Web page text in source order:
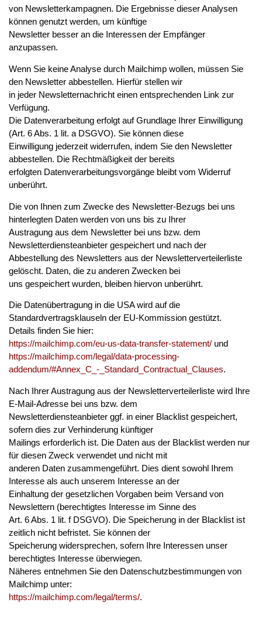
von Newsletterkampagnen. Die Ergebnisse dieser Analysen
können genutzt werden, um künftige
Newsletter besser an die Interessen der Empfänger
anzupassen.
Wenn Sie keine Analyse durch Mailchimp wollen, müssen Sie
den Newsletter abbestellen. Hierfür stellen wir
in jeder Newsletternachricht einen entsprechenden Link zur
Verfügung.
Die Datenverarbeitung erfolgt auf Grundlage Ihrer Einwilligung
(Art. 6 Abs. 1 lit. a DSGVO). Sie können diese
Einwilligung jederzeit widerrufen, indem Sie den Newsletter
abbestellen. Die Rechtmäßigkeit der bereits
erfolgten Datenverarbeitungsvorgänge bleibt vom Widerruf
unberührt.
Die von Ihnen zum Zwecke des Newsletter-Bezugs bei uns
hinterlegten Daten werden von uns bis zu Ihrer
Austragung aus dem Newsletter bei uns bzw. dem
Newsletterdiensteanbieter gespeichert und nach der
Abbestellung des Newsletters aus der Newsletterverteilerliste
gelöscht. Daten, die zu anderen Zwecken bei
uns gespeichert wurden, bleiben hiervon unberührt.
Die Datenübertragung in die USA wird auf die
Standardvertragsklauseln der EU-Kommission gestützt.
Details finden Sie hier:
https://mailchimp.com/eu-us-data-transfer-statement/ und
https://mailchimp.com/legal/data-processing-
addendum/#Annex_C_-_Standard_Contractual_Clauses.
Nach Ihrer Austragung aus der Newsletterverteilerliste wird Ihre
E-Mail-Adresse bei uns bzw. dem
Newsletterdiensteanbieter ggf. in einer Blacklist gespeichert,
sofern dies zur Verhinderung künftiger
Mailings erforderlich ist. Die Daten aus der Blacklist werden nur
für diesen Zweck verwendet und nicht mit
anderen Daten zusammengeführt. Dies dient sowohl Ihrem
Interesse als auch unserem Interesse an der
Einhaltung der gesetzlichen Vorgaben beim Versand von
Newslettern (berechtigtes Interesse im Sinne des
Art. 6 Abs. 1 lit. f DSGVO). Die Speicherung in der Blacklist ist
zeitlich nicht befristet. Sie können der
Speicherung widersprechen, sofern Ihre Interessen unser
berechtigtes Interesse überwiegen.
Näheres entnehmen Sie den Datenschutzbestimmungen von
Mailchimp unter:
https://mailchimp.com/legal/terms/.